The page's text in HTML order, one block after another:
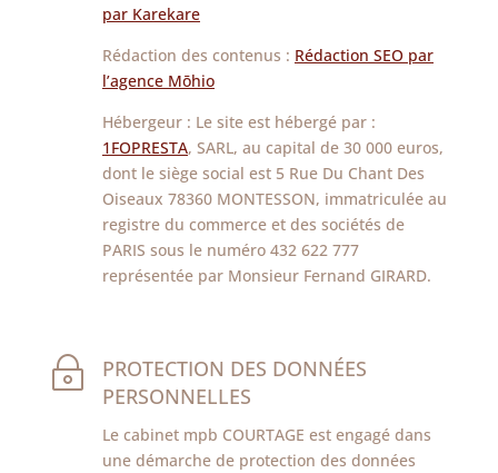
par Karekare
Rédaction des contenus : Rédaction SEO par
l’agence Mōhio
Hébergeur : Le site est hébergé par :
1FOPRESTA, SARL, au capital de 30 000 euros,
dont le siège social est 5 Rue Du Chant Des
Oiseaux 78360 MONTESSON, immatriculée au
registre du commerce et des sociétés de
PARIS sous le numéro 432 622 777
représentée par Monsieur Fernand GIRARD.
~
PROTECTION DES DONNÉES
PERSONNELLES
Le cabinet mpb COURTAGE est engagé dans
une démarche de protection des données